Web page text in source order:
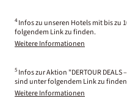
4 Infos zu unseren Hotels mit bis zu
folgendem Link zu finden.
Weitere Informationen
5 Infos zur Aktion "DERTOUR
sind unter folgendem Link zu
Weitere Informationen